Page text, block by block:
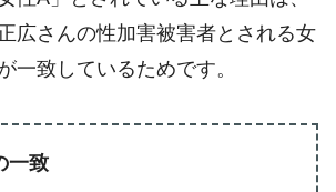
広さんの性加害被害者とされる女
一致しているためです。
一致